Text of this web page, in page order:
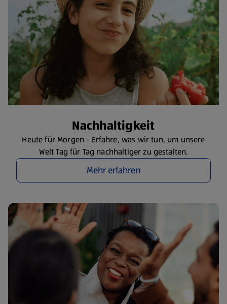
​Nachhaltigkeit
Heute für Morgen - Erfahre, was wir tun, um unsere
Welt Tag für Tag nachhaltiger zu gestalten.
Mehr erfahren